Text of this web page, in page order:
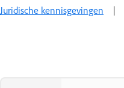
Juridische kennisgevingen |